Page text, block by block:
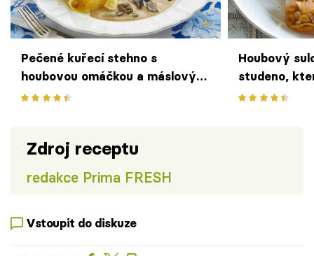
Pečené kuřecí stehno s
houbovou omáčkou a máslovými
nudlemi – chutě a vůně podzimu
Houbový
studeno,
potěší
Zdroj receptu
redakce Prima FRESH
Vstoupit do diskuze